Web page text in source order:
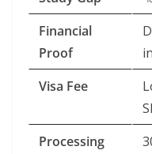
Financial
Proof
Visa Fee
Processing